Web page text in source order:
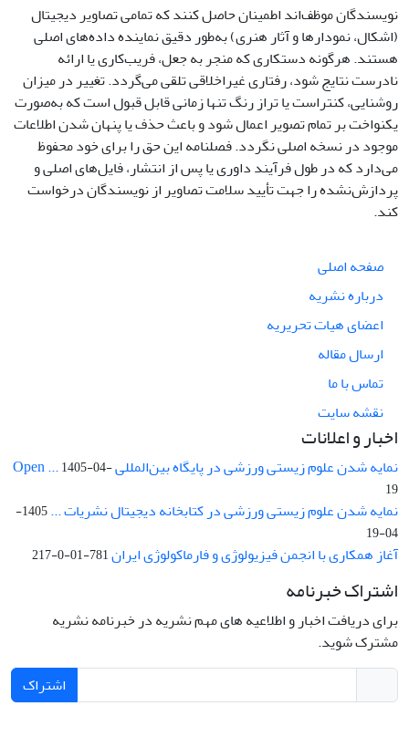
نویسندگان موظف‌اند اطمینان حاصل کنند که تمامی تصاویر دیجیتال
(اشکال، نمودارها و آثار هنری) به‌طور دقیق نماینده داده‌های اصلی
هستند. هرگونه دستکاری که منجر به جعل، فریب‌کاری یا ارائه
نادرست نتایج شود، رفتاری غیراخلاقی تلقی می‌گردد. تغییر در میزان
روشنایی، کنتراست یا تراز رنگ تنها زمانی قابل قبول است که به‌صورت
یکنواخت بر تمام تصویر اعمال شود و باعث حذف یا پنهان شدن اطلاعات
موجود در نسخه اصلی نگردد. فصلنامه این حق را برای خود محفوظ
می‌دارد که در طول فرآیند داوری یا پس از انتشار، فایل‌های اصلی و
پردازش‌نشده را جهت تأیید سلامت تصاویر از نویسندگان درخواست
کند.
صفحه اصلی
درباره نشریه
اعضای هیات تحریریه
ارسال مقاله
تماس با ما
نقشه سایت
اخبار و اعلانات
نمایه شدن علوم زیستی ورزشی در پایگاه بین‌المللی Open ...1405-04-
19
نمایه شدن علوم زیستی ورزشی در کتابخانه دیجیتال نشریات ...
1405-
04-19
آغاز همکاری با انجمن فیزیولوژی و فارماکولوژی ایران781-01-0-217
اشتراک خبرنامه
برای دریافت اخبار و اطلاعیه های مهم نشریه در خبرنامه نشریه
مشترک شوید.
اشتراک